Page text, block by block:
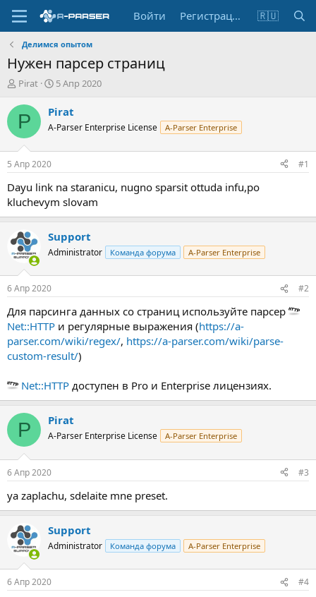
Войти Регистрация 🇷🇺
Делимся опытом
Нужен парсер страниц
А
т
о
т
м
ы
Pirat
Д
т
н
а
л
5 Апр 2020
P Pirat
A-Parser Enterprise License A-Parser Enterprise
5 Апр 2020 #1
Dayu link na staranicu, nugno sparsit ottuda infu,po
kluchevym slovam
Support
Administrator Команда форума A-Parser Enterprise
6 Апр 2020 #2
Для парсинга данных со страниц используйте парсер
Net::HTTP и регулярные выражения (https://a-
parser.com/wiki/regex/, https://a-parser.com/wiki/parse-
custom-result/)
Net::HTTP доступен в Pro и Enterprise лицензиях.
P Pirat
A-Parser Enterprise License A-Parser Enterprise
6 Апр 2020 #3
ya zaplachu, sdelaite mne preset.
Support
Administrator Команда форума A-Parser Enterprise
6 Апр 2020 #4